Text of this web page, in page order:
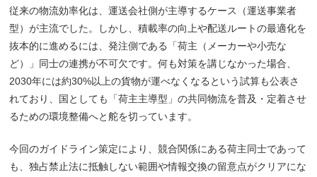
従来の物流効率化は、運送会社側が主導するケース（運送事業者
型）が主流でした。しかし、積載率の向上や配送ルートの最適化を
抜本的に進めるには、発注側である「荷主（メーカーや小売な
ど）」同士の連携が不可欠です。何も対策を講じなかった場合、
2030年には約30%以上の貨物が運べなくなるという試算も公表さ
れており、国としても「荷主主導型」の共同物流を普及・定着させ
るための環境整備へと舵を切っています。
今回のガイドライン策定により、競合関係にある荷主同士であって
も、独占禁止法に抵触しない範囲や情報交換の留意点がクリアにな